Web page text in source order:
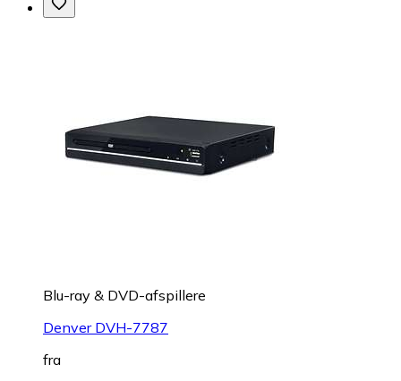
Blu-ray & DVD-afspillere
Denver DVH-7787
fra